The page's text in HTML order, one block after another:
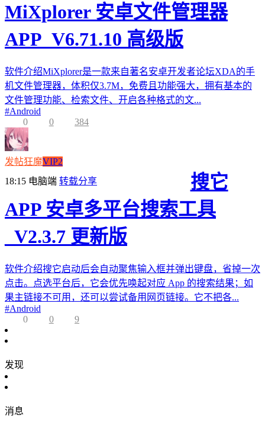
MiXplorer 安卓文件管理器
APP_V6.71.10 高级版
软件介绍MiXplorer是一款来自著名安卓开发者论坛XDA的手
机文件管理器，体积仅3.7M，免费且功能强大，拥有基本的
文件管理功能、检索文件、开启各种格式的文...
#Android
0
0 384
发帖狂魔VIP2
18:15 电脑端 转载分享
搜它
APP 安卓多平台搜索工具
_V2.3.7 更新版
软件介绍搜它启动后会自动聚焦输入框并弹出键盘，省掉一次
点击。点选平台后，它会优先唤起对应 App 的搜索结果；如
果主链接不可用，还可以尝试备用网页链接。它不把各...
#Android
0
0 9
发现
消息